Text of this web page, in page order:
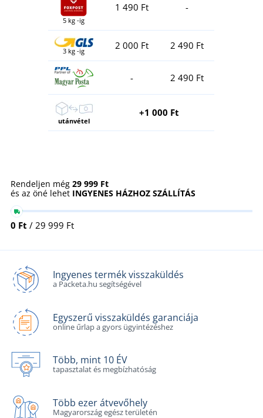
5 kg -ig
1 490 Ft -
3 kg -ig 2 000 Ft 2 490 Ft
- 2 490 Ft
utánvétel
+1 000 Ft
Rendeljen még 29 999 Ft
és az öné lehet INGYENES HÁZHOZ SZÁLLÍTÁS
0 Ft / 29 999 Ft
Ingyenes termék visszaküldés
a Packeta.hu segítségével
Egyszerű visszaküldés garanciája
online űrlap a gyors ügyintézéshez
Több, mint 10 ÉV
tapasztalat és megbízhatóság
Több ezer átvevőhely
Magyarország egész területén